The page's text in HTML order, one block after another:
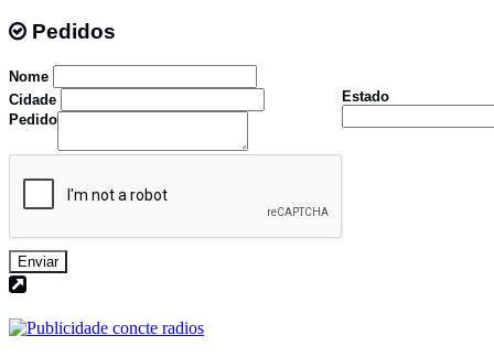
Pedidos
Nome
Cidade
Estado
Pedido
Enviar